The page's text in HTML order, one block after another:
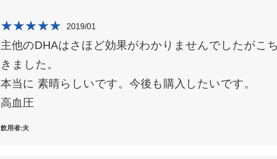
★★★★★ 2019/01
主他のDHAはさほど効果がわかりませんでしたがこ
きました。
本当に 素晴らしいです。今後も購入したいです。
高血圧
夫